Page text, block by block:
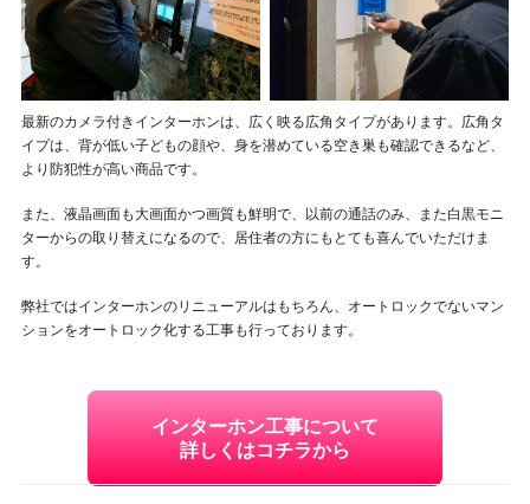
最新のカメラ付きインターホンは、広く映る広角タイプがあります。広角タ
イプは、背が低い子どもの顔や、身を潜めている空き巣も確認できるなど、
より防犯性が高い商品です。
また、液晶画面も大画面かつ画質も鮮明で、以前の通話のみ、また白黒モニ
ターからの取り替えになるので、居住者の方にもとても喜んでいただけま
す。
弊社ではインターホンのリニューアルはもちろん、オートロックでないマン
ションをオートロック化する工事も行っております。
インターホン工事について
詳しくはコチラから